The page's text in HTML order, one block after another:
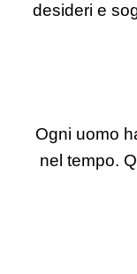
desideri e
Ogni uomo
nel tempo.